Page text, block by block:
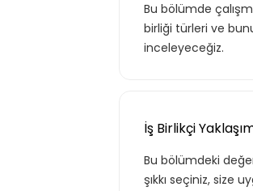
Bu bölümde
birliği türleri ve
inceleyeceğiz.
İş Birlikçi
Bu bölümdeki
şıkkı seçiniz, size